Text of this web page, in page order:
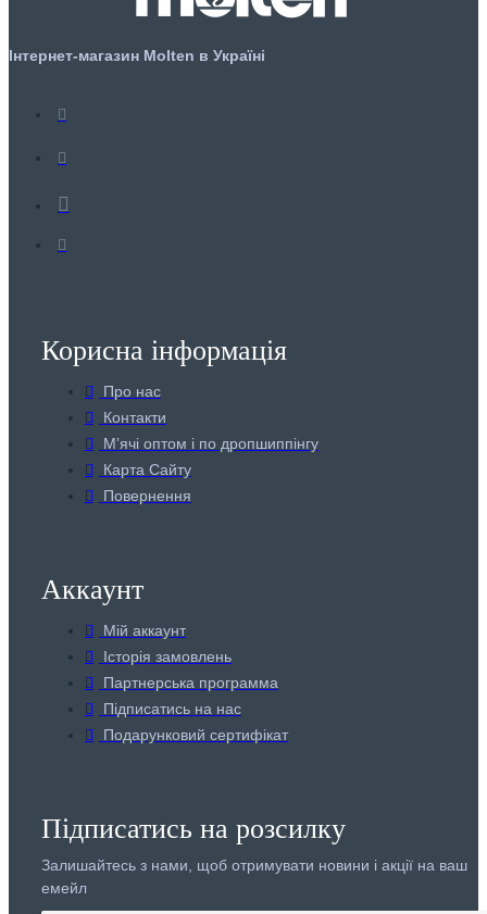
Інтернет-магазин Molten в Україні
Корисна інформація
Про нас
Контакти
Мʼячі оптом і по дропшиппінгу
Карта Сайту
Повернення
Аккаунт
Мій аккаунт
Історія замовлень
Партнерська программа
Підписатись на нас
Подарунковий сертифікат
Підписатись на розсилку
Залишайтесь з нами, щоб отримувати новини і акції на ваш
емейл